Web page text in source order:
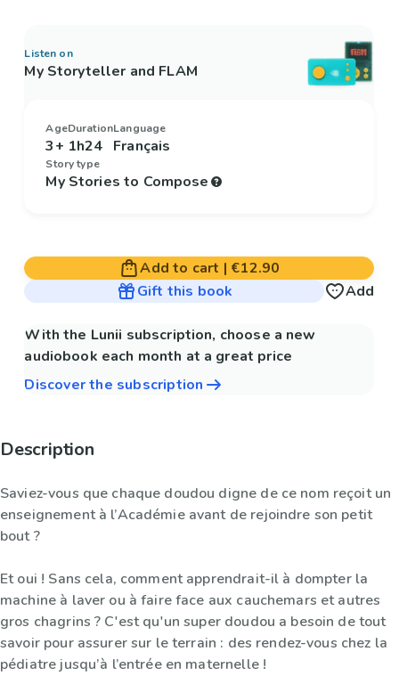
Listen on
My Storyteller and FLAM
Age
3+
Duration
1h24
Language
Français
Story type
My Stories to Compose
Add to cart | €12.90
Gift this book
Add
With the Lunii subscription, choose a new
audiobook each month at a great price
Discover the subscription
Description
Saviez-vous que chaque doudou digne de ce nom reçoit un
enseignement à l’Académie avant de rejoindre son petit
bout ?
Et oui ! Sans cela, comment apprendrait-il à dompter la
machine à laver ou à faire face aux cauchemars et autres
gros chagrins ? C'est qu'un super doudou a besoin de tout
savoir pour assurer sur le terrain : des rendez-vous chez la
pédiatre jusqu’à l’entrée en maternelle !